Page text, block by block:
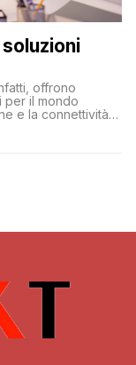
offrono
per il mondo
e la connettività